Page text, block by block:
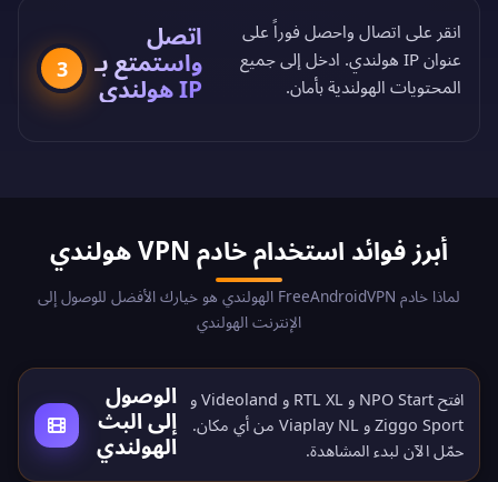
3
اتصل
واستمتع بـ
IP هولندي
انقر على اتصال واحصل فوراً على
عنوان IP هولندي. ادخل إلى جميع
المحتويات الهولندية بأمان.
أبرز فوائد استخدام خادم VPN هولندي
لماذا خادم FreeAndroidVPN الهولندي هو خيارك الأفضل للوصول إلى
الإنترنت الهولندي
الوصول
إلى البث
الهولندي
افتح NPO Start و RTL XL و Videoland و
Ziggo Sport و Viaplay NL من أي مكان.
حمّل الآن لبدء المشاهدة.